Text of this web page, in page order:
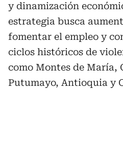
y dinamización
estrategia busca
fomentar el empleo y
ciclos históricos de
como Montes de María,
Putumayo, Antioquia y